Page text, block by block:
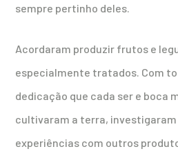
sempre pertinho deles.
Acordaram produzir frutos e
especialmente tratados. Com
dedicação que cada ser e boca
cultivaram a terra,
experiências com outros